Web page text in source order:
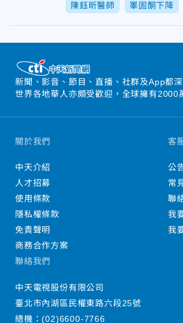
陳鈺昕醫師 睪固酮下降
新聞、影音、節目、直播、社群及App都
世界各地華人亦頗受歡迎，全球擁有2000
關於我們
中天介紹
人才招募
使用條款
隱私權條款
免責聲明
商務合作方案
客
公
常
聯
我
我
聯絡我們
中天電視股份有限公司
臺北市內湖區民權東路六段25號
總機：(02)6600-7766